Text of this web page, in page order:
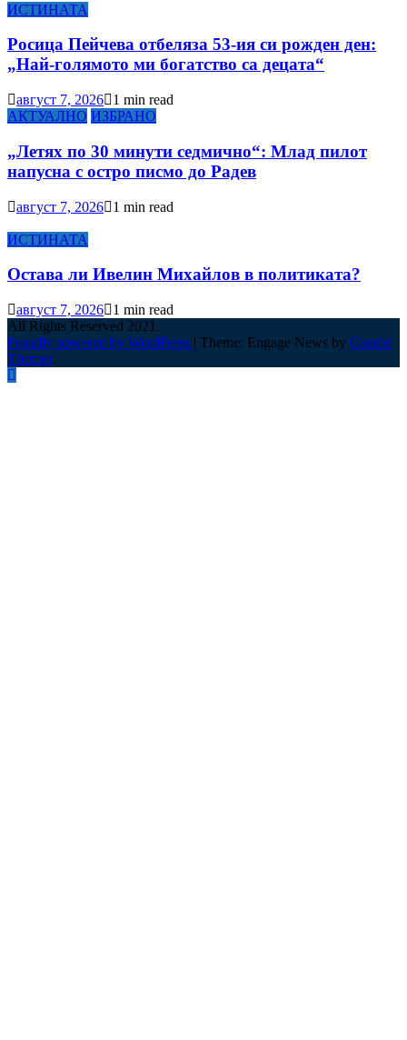
ИСТИНАТА
Росица Пейчева отбеляза 53-ия си рожден ден:
„Най-голямото ми богатство са децата“
август 7, 2026
1 min read
АКТУАЛНО ИЗБРАНО
„Летях по 30 минути седмично“: Млад пилот
напусна с остро писмо до Радев
август 7, 2026 1 min read
ИСТИНАТА
Остава ли Ивелин Михайлов в политиката?
август 7, 2026
1 min read
All Rights Reserved 2021.
Proudly powered by WordPress | Theme: Engage News by Candid
Themes.